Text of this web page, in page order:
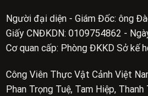
Người đại diện - Giám Đốc: ông
Giấy CNĐKDN: 0109754862 -
Cơ quan cấp: Phòng ĐKKD Sở kế
Công Viên Thực Vật Cảnh Việt
Phan Trọng Tuệ, Tam Hiệp,